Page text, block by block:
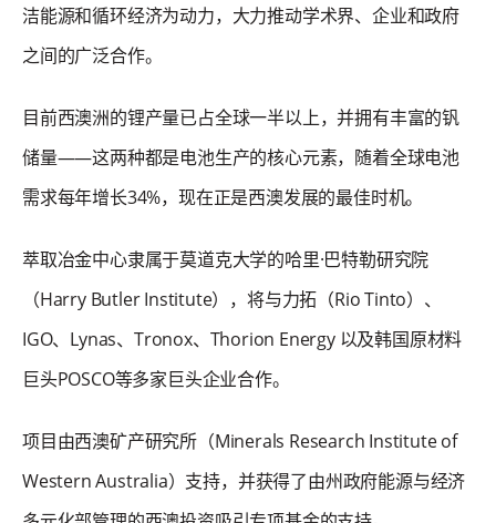
洁能源和循环经济为动力，大力推动学术界、企业和政府
之间的广泛合作。
目前西澳洲的锂产量已占全球一半以上，并拥有丰富的钒
储量——这两种都是电池生产的核心元素，随着全球电池
需求每年增长34%，现在正是西澳发展的最佳时机。
萃取冶金中心隶属于莫道克大学的哈里·巴特勒研究院
（Harry Butler Institute），将与力拓（Rio Tinto）、
IGO、Lynas、Tronox、Thorion Energy 以及韩国原材料
巨头POSCO等多家巨头企业合作。
项目由西澳矿产研究所（Minerals Research Institute of
Western Australia）支持，并获得了由州政府能源与经济